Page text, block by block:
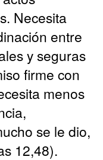
Necesita
entre
y seguras
firme con
menos
se le dio,
12,48).